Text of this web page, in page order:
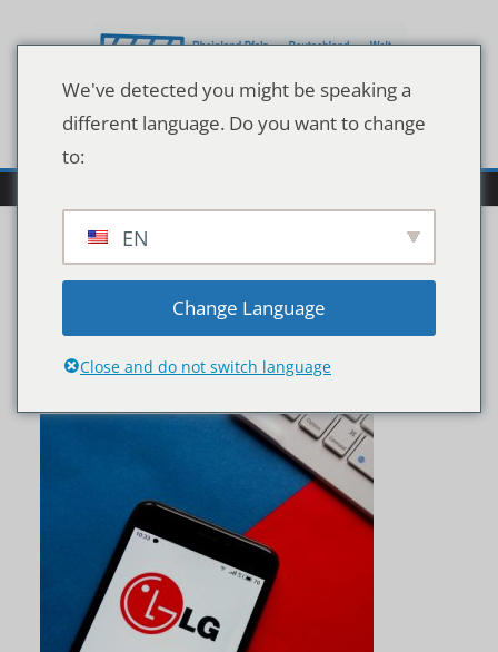
Inhalt
shutterstock_163126497
We've detected you might be speaking a
different language. Do you want to change
to:
EN
Change Language
Close and do not switch language